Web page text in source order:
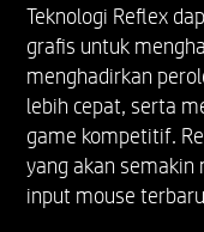
Teknologi Reflex
grafis untuk
menghadirkan
lebih cepat, serta
game kompetitif.
yang akan
input mouse